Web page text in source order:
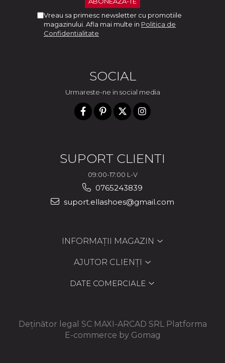
Vreau sa primesc newsletter cu promotiile
magazinului. Afla mai multe in Politica de
Confidentialitate
SOCIAL
Urmareste-ne in social media
SUPORT CLIENTI
09:00-17:00 L-V
0765243839
suport.ellashoes@gmail.com
INFORMAȚII MAGAZIN
AJUTOR CLIENȚI
DATE COMERCIALE
Deținător legal SC MAXI-ARCAD SRL Platforma
E-commerce by Gomag